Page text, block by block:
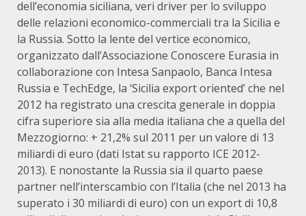
dell’economia siciliana, veri driver per lo sviluppo
delle relazioni economico-commerciali tra la Sicilia e
la Russia. Sotto la lente del vertice economico,
organizzato dall’Associazione Conoscere Eurasia in
collaborazione con Intesa Sanpaolo, Banca Intesa
Russia e TechEdge, la ‘Sicilia export oriented’ che nel
2012 ha registrato una crescita generale in doppia
cifra superiore sia alla media italiana che a quella del
Mezzogiorno: + 21,2% sul 2011 per un valore di 13
miliardi di euro (dati Istat su rapporto ICE 2012-
2013). E nonostante la Russia sia il quarto paese
partner nell’interscambio con l’Italia (che nel 2013 ha
superato i 30 miliardi di euro) con un export di 10,8